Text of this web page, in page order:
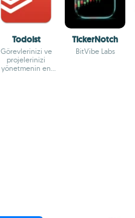
Todoist
Görevlerinizi ve
projelerinizi
yönetmenin en
TickerNotch
BitVibe Labs